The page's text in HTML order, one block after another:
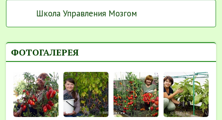
Школа Управления Мозгом
ФОТОГАЛЕРЕЯ